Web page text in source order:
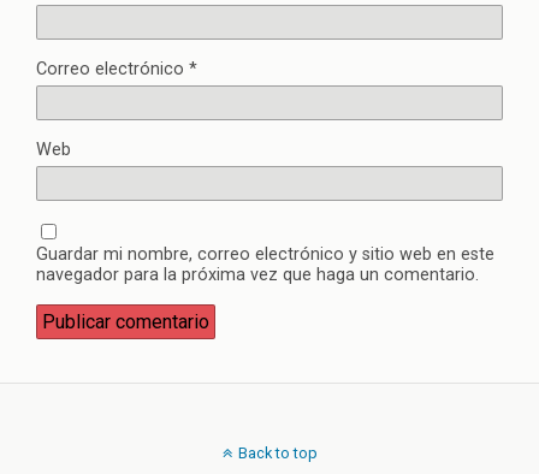
Correo electrónico *
Web
Guardar mi nombre, correo electrónico y sitio web en este
navegador para la próxima vez que haga un comentario.
Back to top